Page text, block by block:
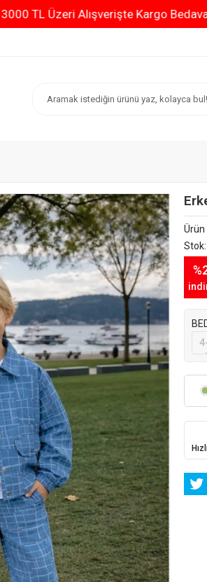
3000 TL Üzeri Alışverişte
Ürün
Stok: